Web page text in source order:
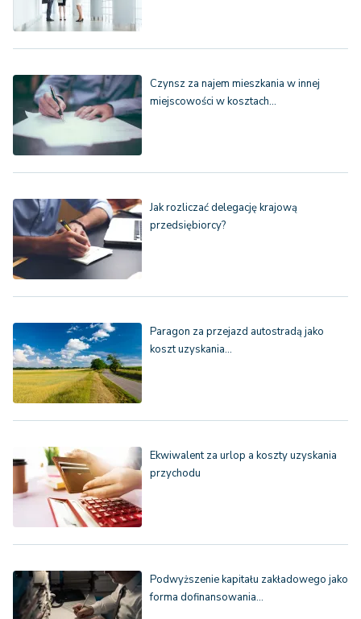
Czynsz za najem mieszkania w innej
miejscowości w kosztach…
Jak rozliczać delegację krajową
przedsiębiorcy?
Paragon za przejazd autostradą jako
koszt uzyskania…
Ekwiwalent za urlop a koszty uzyskania
przychodu
Podwyższenie kapitału zakładowego jako
forma dofinansowania…